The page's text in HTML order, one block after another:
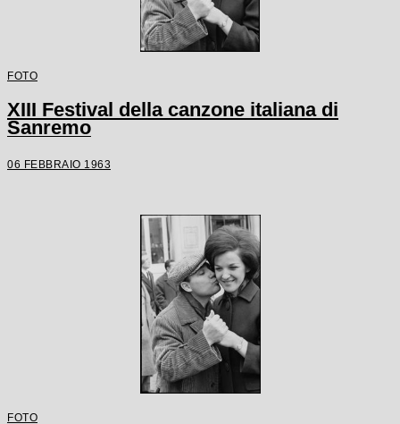
FOTO
XIII Festival della canzone italiana di
Sanremo
06 FEBBRAIO 1963
FOTO